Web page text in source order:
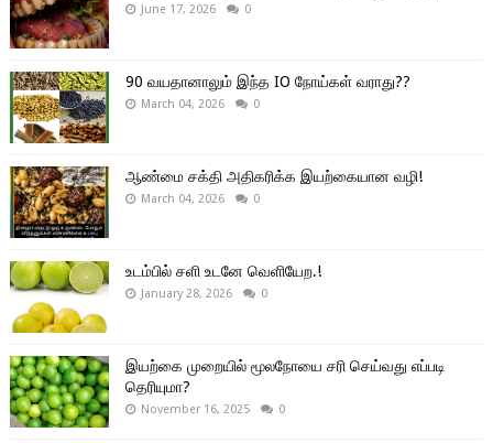
June 17, 2026 0
90 வயதானாலும் இந்த IO நோய்கள் வராது??
March 04, 2026 0
ஆண்மை சக்தி அதிகரிக்க இயற்கையான வழி!
March 04, 2026 0
உடம்பில் சளி உடனே வெளியேற.!
January 28, 2026 0
இயற்கை முறையில் மூலநோயை சரி செய்வது எப்படி
தெரியுமா?
November 16, 2025 0